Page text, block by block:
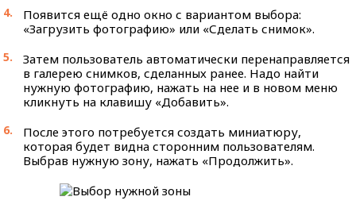
Появится ещё одно окно с вариантом выбора:
«Загрузить фотографию» или «Сделать снимок».
Затем пользователь автоматически перенаправляется
в галерею снимков, сделанных ранее. Надо найти
нужную фотографию, нажать на нее и в новом меню
кликнуть на клавишу «Добавить».
После этого потребуется создать миниатюру,
которая будет видна сторонним пользователям.
Выбрав нужную зону, нажать «Продолжить».